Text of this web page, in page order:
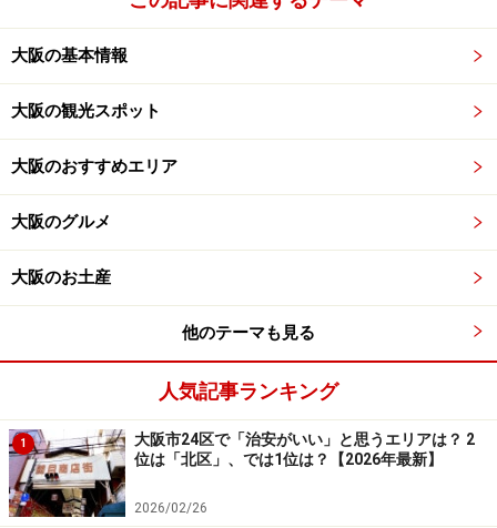
大阪の基本情報
大阪の観光スポット
大阪のおすすめエリア
大阪のグルメ
大阪のお土産
他のテーマも見る
人気記事ランキング
1
大阪市24区で「治安がいい」と思うエリアは？ 2
位は「北区」、では1位は？【2026年最新】
2026/02/26